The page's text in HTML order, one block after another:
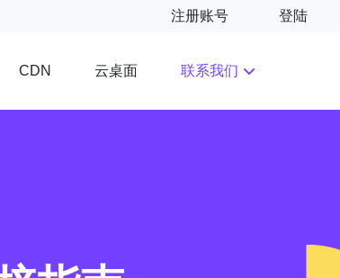
注册账号 登陆
CDN 云桌面 联系我们